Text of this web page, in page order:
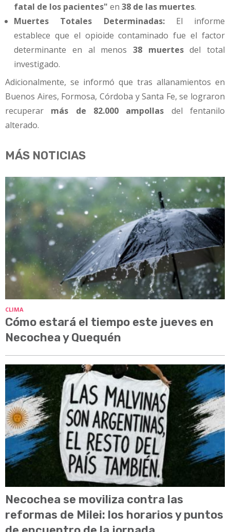
fatal de los pacientes" en38 de las muertes.
Muertes Totales Determinadas:El informe
establece que el opioide contaminado fue el factor
determinante en al menos 38 muertesdel total
investigado.
Adicionalmente, se informó que tras allanamientos en
Buenos Aires, Formosa, Córdoba y Santa Fe, se lograron
recuperar más de 82.000 ampollas del fentanilo
alterado.
MÁS NOTICIAS
CLIMA
Cómo estará el tiempo este jueves en
Necochea y Quequén
Necochea se moviliza contra las
reformas de Milei: los horarios y puntos